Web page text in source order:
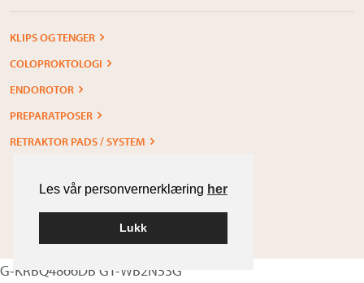
Les vår personvernerklæring her
Lukk
KLIPS OG TENGER
COLOPROKTOLOGI
ENDOROTOR
PREPARATPOSER
RETRAKTOR PADS / SYSTEM
G-KRBQ4866DB GT-WB2N53G